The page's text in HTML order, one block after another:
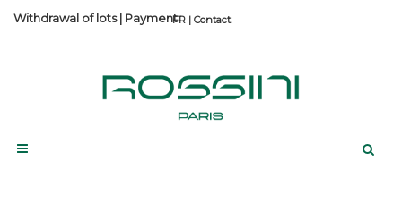
Contact
Withdrawal of lots| Payment